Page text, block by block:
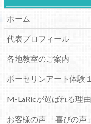
ホーム
代表プロフィール
各地教室のご案内
ポーセリンアート体験
M-LaRicが選ばれる理由
お客様の声 「喜びの声